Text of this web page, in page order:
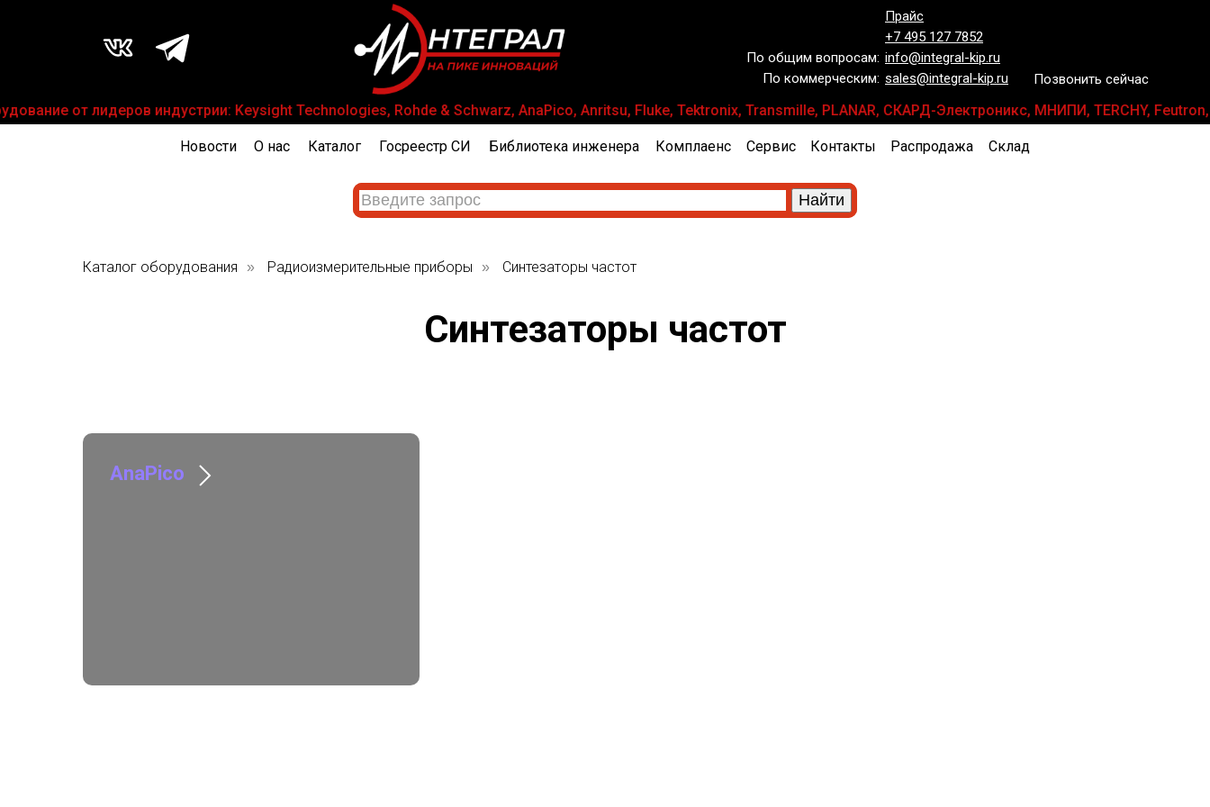
Прайс
+7 495 127 7852
info@integral-kip.ru
sales@integral-kip.ru
По общим вопросам:
По коммерческим:
Позвонить сейчас
от лидеров индустрии: Keysight Technologies, Rohde & Schwarz, AnaPico, Anritsu, Fluke, Tektronix, Transmille, PLANAR, СКАРД-Электроникс, МНИПИ, TERCHY,
Каталог
О нас Контакты
Госреестр СИ Библиотека инженера Комплаенс
Новости Сервис Распродажа Склад
Каталог оборудования » Радиоизмерительные приборы » Синтезаторы частот
Синтезаторы частот
AnaPico